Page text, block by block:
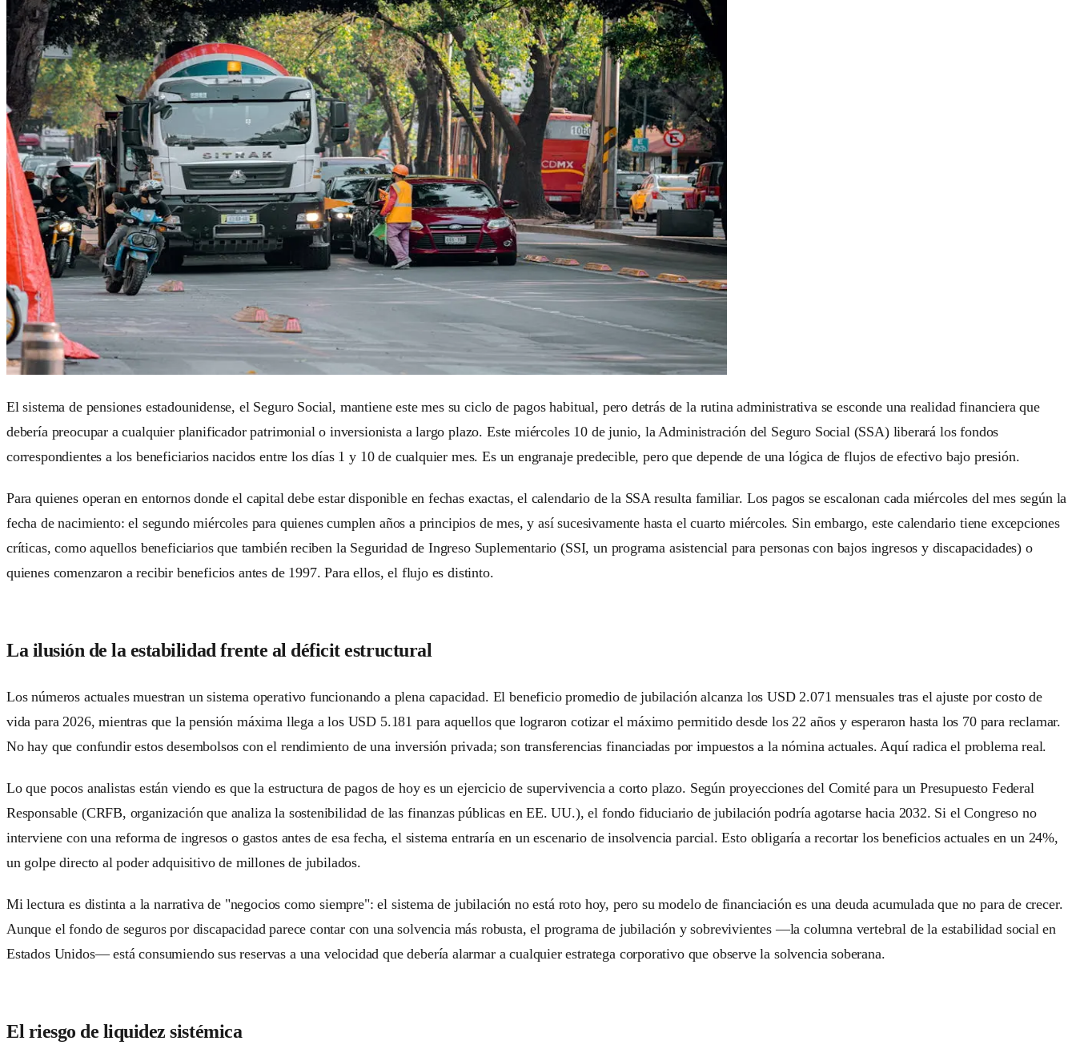
El sistema de pensiones estadounidense, el Seguro Social, mantiene este mes su ciclo de pagos habitual, pero detrás de la rutina administrativa se esconde una realidad financiera que
debería preocupar a cualquier planificador patrimonial o inversionista a largo plazo. Este miércoles 10 de junio, la Administración del Seguro Social (SSA) liberará los fondos
correspondientes a los beneficiarios nacidos entre los días 1 y 10 de cualquier mes. Es un engranaje predecible, pero que depende de una lógica de flujos de efectivo bajo presión.
Para quienes operan en entornos donde el capital debe estar disponible en fechas exactas, el calendario de la SSA resulta familiar. Los pagos se escalonan cada miércoles del mes según la
fecha de nacimiento: el segundo miércoles para quienes cumplen años a principios de mes, y así sucesivamente hasta el cuarto miércoles. Sin embargo, este calendario tiene excepciones
críticas, como aquellos beneficiarios que también reciben la Seguridad de Ingreso Suplementario (SSI, un programa asistencial para personas con bajos ingresos y discapacidades) o
quienes comenzaron a recibir beneficios antes de 1997. Para ellos, el flujo es distinto.
La ilusión de la estabilidad frente al déficit estructural
Los números actuales muestran un sistema operativo funcionando a plena capacidad. El beneficio promedio de jubilación alcanza los USD 2.071 mensuales tras el ajuste por costo de
vida para 2026, mientras que la pensión máxima llega a los USD 5.181 para aquellos que lograron cotizar el máximo permitido desde los 22 años y esperaron hasta los 70 para reclamar.
No hay que confundir estos desembolsos con el rendimiento de una inversión privada; son transferencias financiadas por impuestos a la nómina actuales. Aquí radica el problema real.
Lo que pocos analistas están viendo es que la estructura de pagos de hoy es un ejercicio de supervivencia a corto plazo. Según proyecciones del Comité para un Presupuesto Federal
Responsable (CRFB, organización que analiza la sostenibilidad de las finanzas públicas en EE. UU.), el fondo fiduciario de jubilación podría agotarse hacia 2032. Si el Congreso no
interviene con una reforma de ingresos o gastos antes de esa fecha, el sistema entraría en un escenario de insolvencia parcial. Esto obligaría a recortar los beneficios actuales en un 24%,
un golpe directo al poder adquisitivo de millones de jubilados.
Mi lectura es distinta a la narrativa de "negocios como siempre": el sistema de jubilación no está roto hoy, pero su modelo de financiación es una deuda acumulada que no para de crecer.
Aunque el fondo de seguros por discapacidad parece contar con una solvencia más robusta, el programa de jubilación y sobrevivientes —la columna vertebral de la estabilidad social en
Estados Unidos— está consumiendo sus reservas a una velocidad que debería alarmar a cualquier estratega corporativo que observe la solvencia soberana.
El riesgo de liquidez sistémica